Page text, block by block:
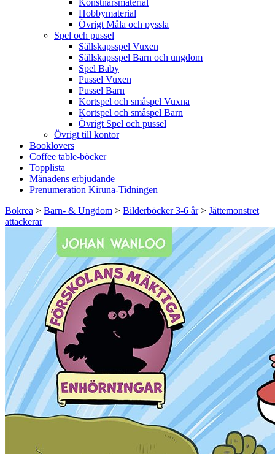
Konstnärsmaterial
Hobbymaterial
Övrigt Måla och pyssla
Spel och pussel
Sällskapsspel Vuxen
Sällskapsspel Barn och ungdom
Spel Baby
Pussel Vuxen
Pussel Barn
Kortspel och småspel Vuxna
Kortspel och småspel Barn
Övrigt Spel och pussel
Övrigt till kontor
Booklovers
Coffee table-böcker
Topplista
Månadens erbjudande
Prenumeration Kiruna-Tidningen
Bokrea > Barn- & Ungdom > Bilderböcker 3-6 år> Jättemonstret
attackerar